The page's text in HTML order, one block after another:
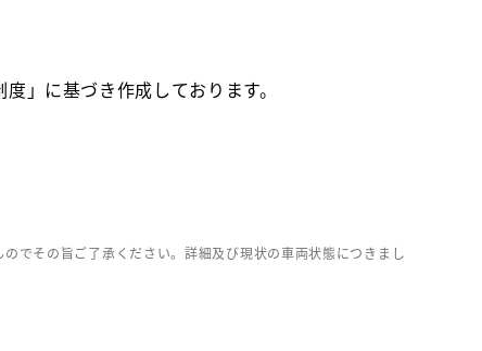
」に基づき作成しております。
でその旨ご了承ください。詳細及び現状の車両状態につきまし